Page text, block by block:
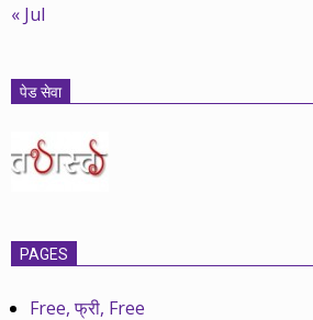
« Jul
पेड सेवा
PAGES
Free, फ्री, Free